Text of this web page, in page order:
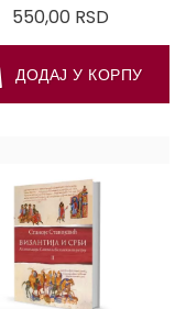
550,00 RSDЦена
ДОДАЈ У КОРПУ